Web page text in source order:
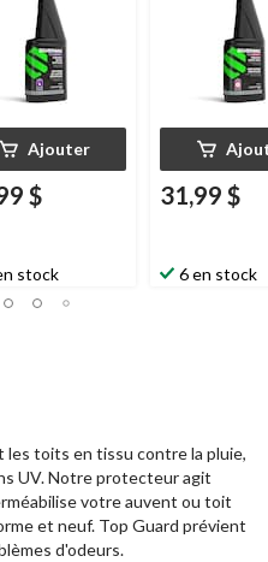
Ajouter
$
stock
31,99 $
6 en stock
toits en tissu contre la pluie,
UV. Notre protecteur agit
votre auvent ou toit
et neuf. Top Guard prévient
d'odeurs.